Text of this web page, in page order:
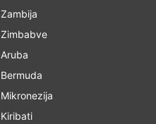
Zambija
Zimbabve
Aruba
Bermuda
Mikronezija
Kiribati